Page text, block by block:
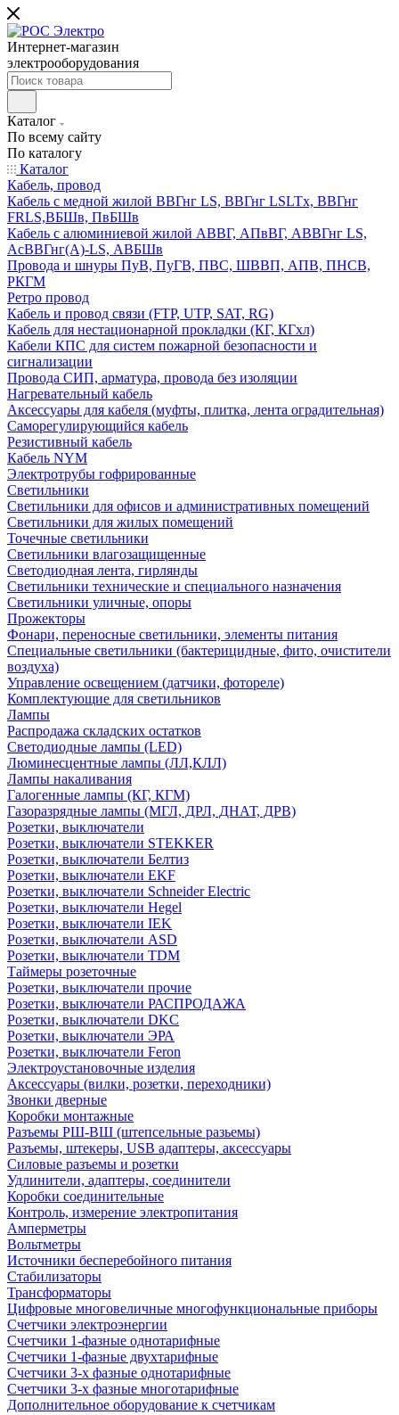
Интернет-магазин
электрооборудования
Каталог
По всему сайту
По каталогу
Каталог
Кабель, провод
Кабель с медной жилой ВВГнг LS, ВВГнг LSLTx, ВВГнг
FRLS,ВБШв, ПвБШв
Кабель с алюминиевой жилой АВВГ, АПвВГ, АВВГнг LS,
АсВВГнг(А)-LS, АВБШв
Провода и шнуры ПуВ, ПуГВ, ПВС, ШВВП, АПВ, ПНСВ,
РКГМ
Ретро провод
Кабель и провод связи (FTP, UTP, SAT, RG)
Кабель для нестационарной прокладки (КГ, КГхл)
Кабели КПС для систем пожарной безопасности и
сигнализации
Провода СИП, арматура, провода без изоляции
Нагревательный кабель
Аксессуары для кабеля (муфты, плитка, лента оградительная)
Саморегулирующийся кабель
Резистивный кабель
Кабель NYM
Электротрубы гофрированные
Светильники
Светильники для офисов и административных помещений
Светильники для жилых помещений
Точечные светильники
Светильники влагозащищенные
Светодиодная лента, гирлянды
Светильники технические и специального назначения
Светильники уличные, опоры
Прожекторы
Фонари, переносные светильники, элементы питания
Специальные светильники (бактерицидные, фито, очистители
воздуха)
Управление освещением (датчики, фотореле)
Комплектующие для светильников
Лампы
Распродажа складских остатков
Светодиодные лампы (LED)
Люминесцентные лампы (ЛЛ,КЛЛ)
Лампы накаливания
Галогенные лампы (КГ, КГМ)
Газоразрядные лампы (МГЛ, ДРЛ, ДНАТ, ДРВ)
Розетки, выключатели
Розетки, выключатели STEKKER
Розетки, выключатели Белтиз
Розетки, выключатели EKF
Розетки, выключатели Schneider Electric
Розетки, выключатели Hegel
Розетки, выключатели IEK
Розетки, выключатели ASD
Розетки, выключатели TDM
Таймеры розеточные
Розетки, выключатели прочие
Розетки, выключатели РАСПРОДАЖА
Розетки, выключатели DKC
Розетки, выключатели ЭРА
Розетки, выключатели Feron
Электроустановочные изделия
Аксессуары (вилки, розетки, переходники)
Звонки дверные
Коробки монтажные
Разъемы РШ-ВШ (штепсельные разьемы)
Разъемы, штекеры, USB адаптеры, аксессуары
Силовые разъемы и розетки
Удлинители, адаптеры, соединители
Коробки соединительные
Контроль, измерение электропитания
Амперметры
Вольтметры
Источники бесперебойного питания
Стабилизаторы
Трансформаторы
Цифровые многовеличные многофункциональные приборы
Счетчики электроэнергии
Счетчики 1-фазные однотарифные
Счетчики 1-фазные двухтарифные
Счетчики 3-х фазные однотарифные
Счетчики 3-х фазные многотарифные
Дополнительное оборудование к счетчикам